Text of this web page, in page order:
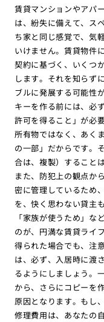
賃貸マンションやアパ
は、紛失に備えて、ス
ち家と同じ感覚で、気
いけません。賃貸物件
契約に基づく、いくつ
します。それを知らず
ブルに発展する可能性
キーを作る前には、必
許可を得ること」が必
所有物ではなく、あく
の一部」だからです。
合は、複製）すること
また、防犯上の観点か
密に管理しているため
を、快く思わない貸主
「家族が使うため」な
のが、円満な賃貸ライ
得られた場合でも、注
は、必ず、入居時に渡
るようにしましょう。
から、さらにコピーを
原因となります。もし
修理費用は、あなたの